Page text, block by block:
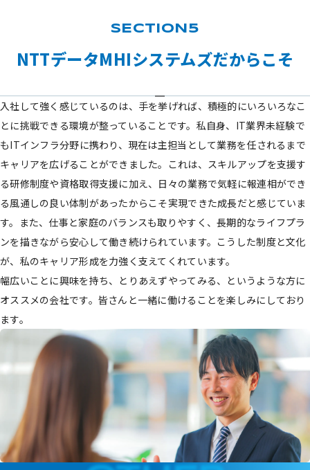
NTTデータMHIシステムズだからこそ
入社して強く感じているのは、手を挙げれば、積極的にいろいろなこ
とに挑戦できる環境が整っていることです。私自身、IT業界未経験で
もITインフラ分野に携わり、現在は主担当として業務を任されるまで
キャリアを広げることができました。これは、スキルアップを支援す
る研修制度や資格取得支援に加え、日々の業務で気軽に報連相ができ
る風通しの良い体制があったからこそ実現できた成長だと感じていま
す。また、仕事と家庭のバランスも取りやすく、長期的なライフプラ
ンを描きながら安心して働き続けられています。こうした制度と文化
が、私のキャリア形成を力強く支えてくれています。
幅広いことに興味を持ち、とりあえずやってみる、というような方に
オススメの会社です。皆さんと一緒に働けることを楽しみにしており
ます。